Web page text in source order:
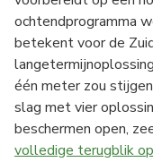
ochtendprogramma
betekent voor de
één meter zou
slag met vier
beschermen open,
volledige terugblik